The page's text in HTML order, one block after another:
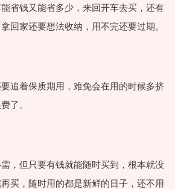
省钱又能省多少，来回开车去买，还有
回家还要想法收纳，用不完还要过期。
追着保质期用，难免会在用的时候多挤
了。
，但只要有钱就能随时买到，根本就没
买，随时用的都是新鲜的日子，还不用